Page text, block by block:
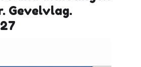
Gevelvlag.